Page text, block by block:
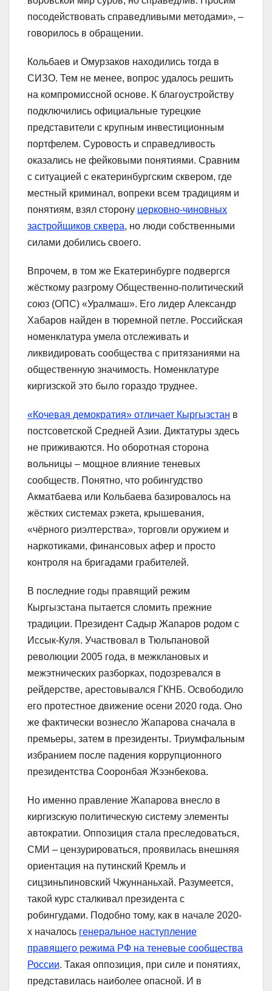
посодействовать справедливыми методами», –
говорилось в обращении.
Кольбаев и Омурзаков находились тогда в
СИЗО. Тем не менее, вопрос удалось решить
на компромиссной основе. К благоустройству
подключились официальные турецкие
представители с крупным инвестиционным
портфелем. Суровость и справедливость
оказались не фейковыми понятиями. Сравним
с ситуацией с екатеринбургским сквером, где
местный криминал, вопреки всем традициям и
понятиям, взял сторону церковно-чиновных
застройщиков сквера, но люди собственными
силами добились своего.
Впрочем, в том же Екатеринбурге подвергся
жёсткому разгрому Общественно-политический
союз (ОПС) «Уралмаш». Его лидер Александр
Хабаров найден в тюремной петле. Российская
номенклатура умела отслеживать и
ликвидировать сообщества с притязаниями на
общественную значимость. Номенклатуре
киргизской это было гораздо труднее.
«Кочевая демократия» отличает Кыргызстан в
постсоветской Средней Азии. Диктатуры здесь
не приживаются. Но оборотная сторона
вольницы – мощное влияние теневых
сообществ. Понятно, что робингудство
Акматбаева или Кольбаева базировалось на
жёстких системах рэкета, крышевания,
«чёрного риэлтерства», торговли оружием и
наркотиками, финансовых афер и просто
контроля на бригадами грабителей.
В последние годы правящий режим
Кыргызстана пытается сломить прежние
традиции. Президент Садыр Жапаров родом с
Иссык-Куля. Участвовал в Тюльпановой
революции 2005 года, в межклановых и
межэтнических разборках, подозревался в
рейдерстве, арестовывался ГКНБ. Освободило
его протестное движение осени 2020 года. Оно
же фактически вознесло Жапарова сначала в
премьеры, затем в президенты. Триумфальным
избранием после падения коррупционного
президентства Сооронбая Жээнбекова.
Но именно правление Жапарова внесло в
киргизскую политическую систему элементы
автократии. Оппозиция стала преследоваться,
СМИ – цензурироваться, проявилась внешняя
ориентация на путинский Кремль и
сицзиньпиновский Чжуннаньхай. Разумеется,
такой курс сталкивал президента с
робингудами. Подобно тому, как в начале 2020-
х началось генеральное наступление
правящего режима РФ на теневые сообщества
России. Такая оппозиция, при силе и понятиях,
представилась наиболее опасной. И в